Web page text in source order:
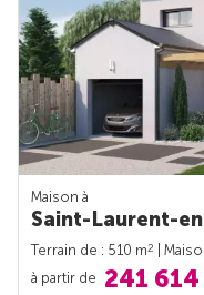
Maison à
Saint-Laurent-
Terrain de : 510 m2 |
à partir de 241 614